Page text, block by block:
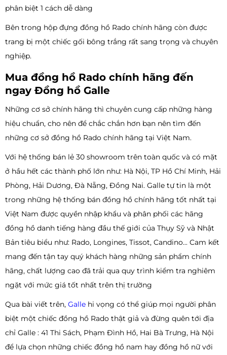
phân biệt 1 cách dễ dàng
Bên trong hộp đựng đồng hồ Rado chính hãng còn được
trang bị một chiếc gối bông trắng rất sang trọng và chuyên
nghiệp.
Mua đồng hồ Rado chính hãng đến
ngay Đồng hồ Galle
Những cơ sở chính hãng thì chuyên cung cấp những hàng
hiệu chuẩn, cho nên để chắc chắn hơn bạn nên tìm đến
những cơ sở đồng hồ Rado chính hãng tại Việt Nam.
Với hệ thống bán lẻ 30 showroom trên toàn quốc và có mặt
ở hầu hết các thành phố lớn như: Hà Nội, TP Hồ Chí Minh, Hải
Phòng, Hải Dương, Đà Nẵng, Đồng Nai. Galle tự tin là một
trong những hệ thống bán đồng hồ chính hãng tốt nhất tại
Việt Nam được quyền nhập khẩu và phân phối các hãng
đồng hồ danh tiếng hàng đầu thế giới của Thụy Sỹ và Nhật
Bản tiêu biểu như: Rado, Longines, Tissot, Candino... Cam kết
mang đến tận tay quý khách hàng những sản phẩm chính
hãng, chất lượng cao đã trải qua quy trình kiểm tra nghiêm
ngặt với mức giá tốt nhất trên thị trường
Qua bài viết trên, Galle hi vọng có thể giúp mọi người phân
biệt một chiếc đồng hồ Rado thật giả và đừng quên tới địa
chỉ Galle : 41 Thi Sách, Phạm Đình Hồ, Hai Bà Trưng, Hà Nội
để lựa chọn những chiếc đồng hồ nam hay đồng hồ nữ với